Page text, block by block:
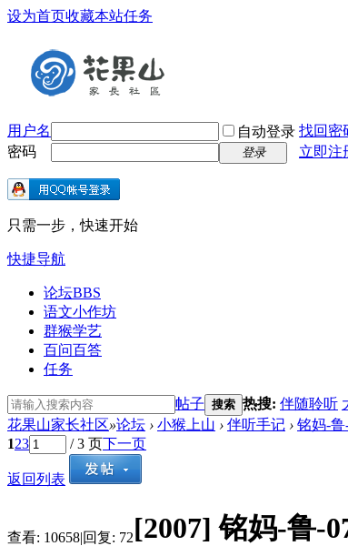
设为首页收藏本站任务
用户名 自动登录 找回密
密码
登录 立即注
只需一步，快速开始
快捷导航
论坛BBS
语文小作坊
群猴学艺
百问百答
任务
帖子 搜索 热搜: 伴随聆听
花果山家长社区»论坛 › 小猴上山 › 伴听手记 › 铭妈-鲁
123 / 3 页下一页
返回列表
查看: 10658|回复: 72[2007]铭妈-鲁-